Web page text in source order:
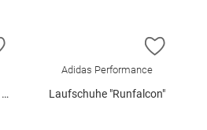
ZUR WUNSCHLISTE HINZUFÜGEN
ZUR
Adidas Performance
Laufschuhe "Runfalcon"